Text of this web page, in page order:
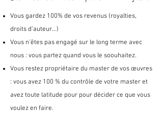
Vous gardez 100% de vos revenus (royalties,
droits d’auteur…)
Vous n'êtes pas engagé sur le long terme avec
nous : vous partez quand vous le soouhaitez.
Vous restez propriétaire du master de vos œuvres
: vous avez 100 % du contrôle de votre master et
avez toute latitude pour pour décider ce que vous
voulez en faire.